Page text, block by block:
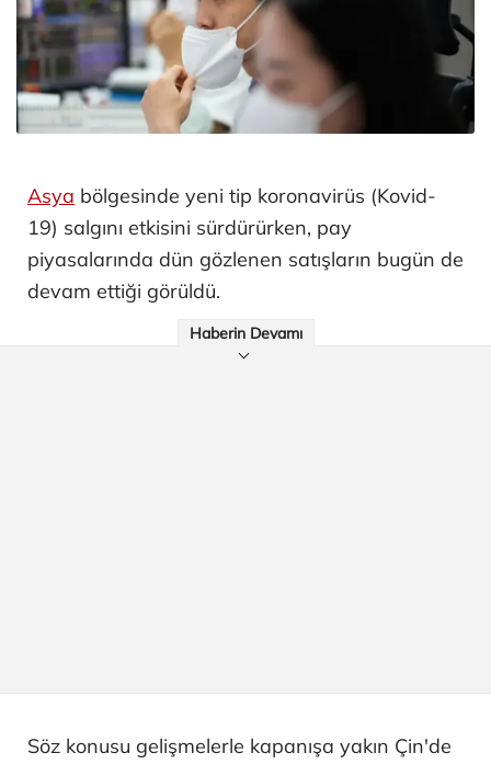
Asya bölgesinde yeni tip koronavirüs (Kovid-
19) salgını etkisini sürdürürken, pay
piyasalarında dün gözlenen satışların bugün de
devam ettiği görüldü.
Haberin Devamı
Söz konusu gelişmelerle kapanışa yakın Çin'de